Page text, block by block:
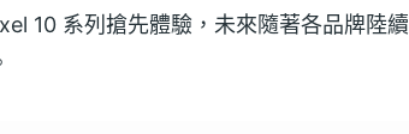
10 系列搶先體驗，未來隨著各品牌陸續